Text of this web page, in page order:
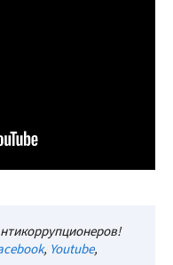
, Youtube,